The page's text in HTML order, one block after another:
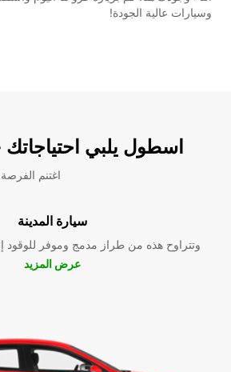
وسيارات عالية الجودة!
اسطول يلبي
اغتنم الفرصة
سيارة المدينة
وتتراوح هذه من طراز مدمج وموفر للوقود
عرض المزيد